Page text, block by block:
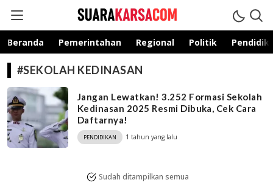
suarakarsa.com
Informasi terpercaya
Beranda Pemerintahan Regional Politik
#SEKOLAH KEDINASAN
Jangan Lewatkan! 3.252 Formasi Sekolah
Kedinasan 2025 Resmi Dibuka, Cek Cara
Daftarnya!
PENDIDIKAN 1 tahun yang lalu
Sudah ditampilkan semua